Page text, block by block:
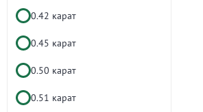
0.42 карат
0.45 карат
0.50 карат
0.51 карат